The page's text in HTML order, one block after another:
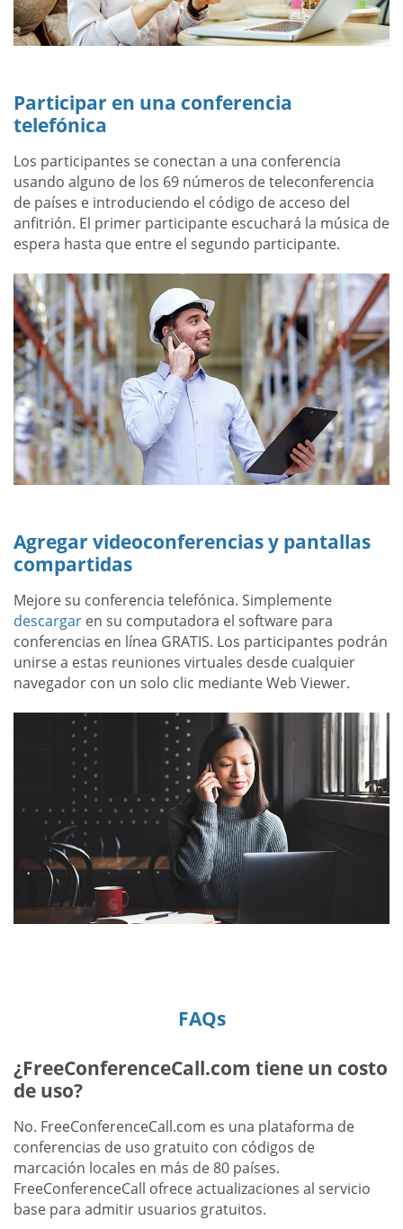
Participar en una conferencia
telefónica
Los participantes se conectan a una conferencia
usando alguno de los 69 números de teleconferencia
de países e introduciendo el código de acceso del
anfitrión. El primer participante escuchará la música de
espera hasta que entre el segundo participante.
Agregar videoconferencias y pantallas
compartidas
Mejore su conferencia telefónica. Simplemente
descargar en su computadora el software para
conferencias en línea GRATIS. Los participantes podrán
unirse a estas reuniones virtuales desde cualquier
navegador con un solo clic mediante Web Viewer.
FAQs
¿FreeConferenceCall.com tiene un costo
de uso?
No. FreeConferenceCall.com es una plataforma de
conferencias de uso gratuito con códigos de
marcación locales en más de 80 países.
FreeConferenceCall ofrece actualizaciones al servicio
base para admitir usuarios gratuitos.